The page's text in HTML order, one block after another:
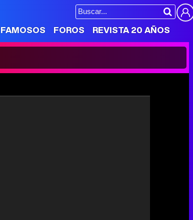
FAMOSOS FOROS REVISTA 20 AÑOS